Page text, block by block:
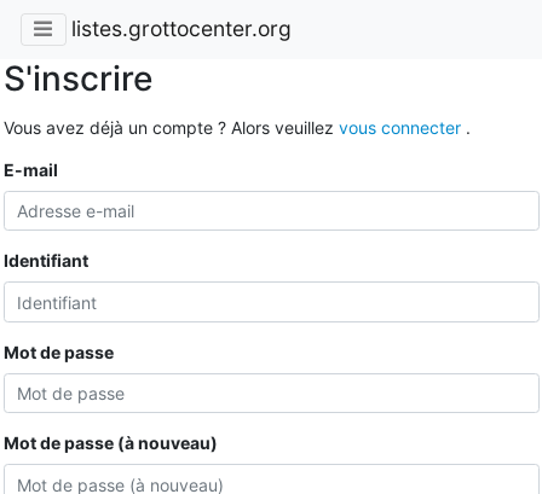
listes.grottocenter.org
S'inscrire
Vous avez déjà un compte ? Alors veuillez vous connecter .
E-mail
Identifiant
Mot de passe
Mot de passe (à nouveau)